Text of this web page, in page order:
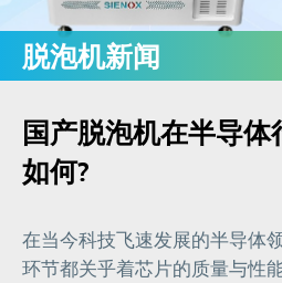
脱泡机新闻
国产脱泡机在半导
如何?
在当今科技飞速发展的半导体
环节都关乎着芯片的质量与性